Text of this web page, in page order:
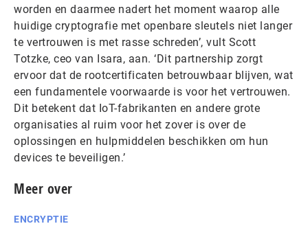
worden en daarmee nadert het moment waarop alle
huidige cryptografie met openbare sleutels niet langer
te vertrouwen is met rasse schreden’, vult Scott
Totzke, ceo van Isara, aan. ‘Dit partnership zorgt
ervoor dat de rootcertificaten betrouwbaar blijven, wat
een fundamentele voorwaarde is voor het vertrouwen.
Dit betekent dat IoT-fabrikanten en andere grote
organisaties al ruim voor het zover is over de
oplossingen en hulpmiddelen beschikken om hun
devices te beveiligen.’
Meer over
ENCRYPTIE